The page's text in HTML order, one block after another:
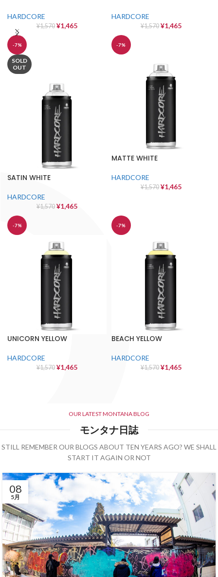
HARDCORE
¥1,570 ¥1,465
HARDCORE
¥1,570 ¥1,465
-7%
SOLD
OUT
SATIN WHITE
HARDCORE
¥1,570 ¥1,465
-7%
MATTE WHITE
HARDCORE
¥1,570 ¥1,465
-7%
UNICORN YELLOW
HARDCORE
¥1,570 ¥1,465
-7%
BEACH YELLOW
HARDCORE
¥1,570 ¥1,465
OUR LATEST MONTANA BLOG
モンタナ日誌
STILL REMEMBER OUR BLOGS ABOUT TEN YEARS AGO? WE SHALL
START IT AGAIN OR NOT
08
5月